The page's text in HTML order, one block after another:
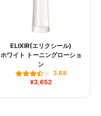
ELIXIR(エリクシール)
ホワイト トーニングローショ
ン
3.88
¥3,652